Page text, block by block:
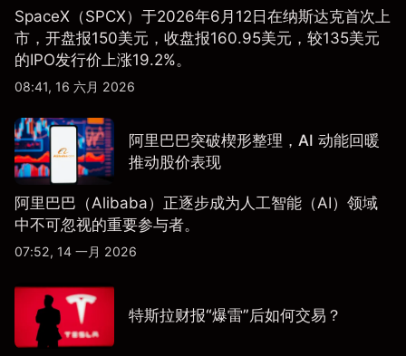
SpaceX（SPCX）于2026年6月12日在纳斯达克首次上
市，开盘报150美元，收盘报160.95美元，较135美元
的IPO发行价上涨19.2%。
08:41, 16 六月 2026
阿里巴巴突破楔形整理，AI 动能回暖
推动股价表现
阿里巴巴（Alibaba）正逐步成为人工智能（AI）领域
中不可忽视的重要参与者。
07:52, 14 一月 2026
特斯拉财报“爆雷”后如何交易？